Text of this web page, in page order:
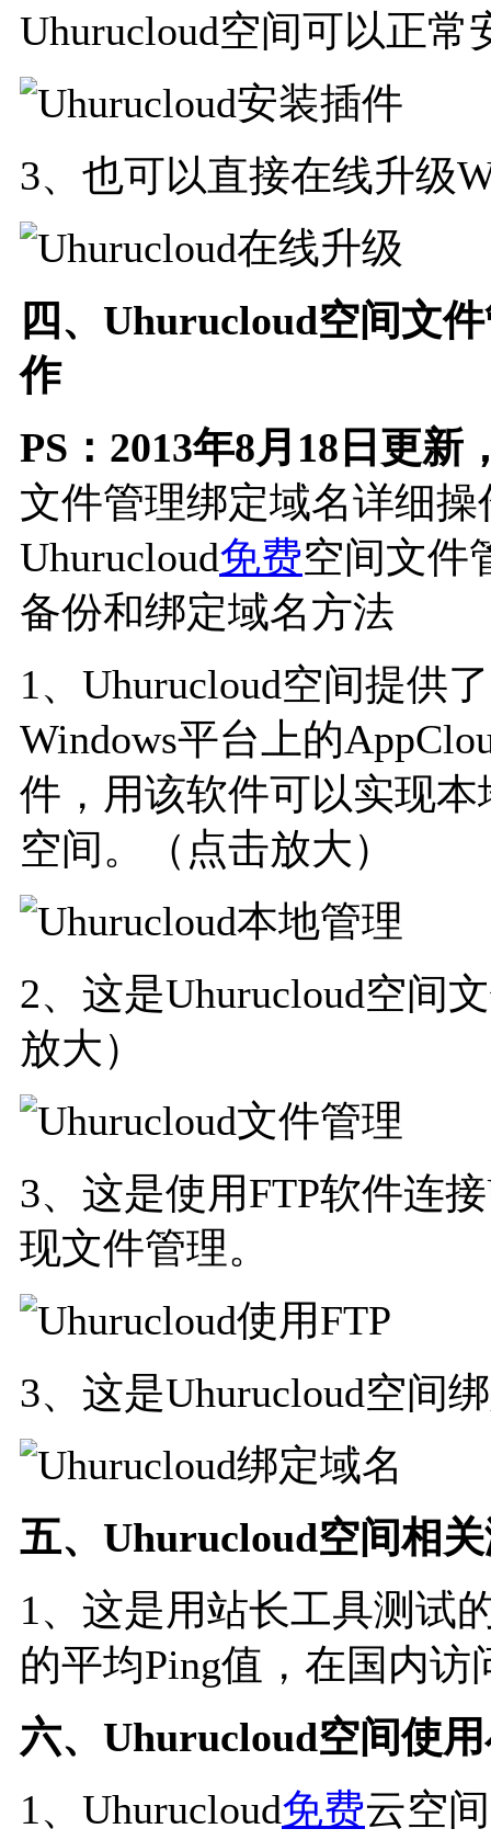
Uhurucloud空间可以正常
3、也可以直接在线升级
四、Uhurucloud空间文
作
PS：2013年8月18日更新
文件管理绑定域名详细操
Uhurucloud免费空间文件
备份和绑定域名方法
1、Uhurucloud空间提供
Windows平台上的
件，用该软件可以实现本
空间。（点击放大）
2、这是Uhurucloud空间
放大）
3、这是使用FTP软件连
现文件管理。
3、这是Uhurucloud空间
五、Uhurucloud空间相
1、这是用站长工具测试
的平均Ping值，在国内访
六、Uhurucloud空间使
1、Uhurucloud免费云空